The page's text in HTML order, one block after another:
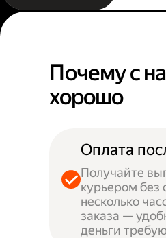
Почему с
хорошо
Оплата
Получайте
курьером без
несколько
заказа —
деньги